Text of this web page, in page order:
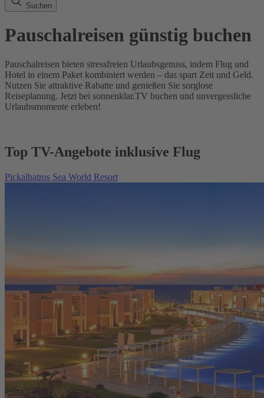
Suchen
Pauschalreisen günstig buchen
Pauschalreisen bieten stressfreien Urlaubsgenuss, indem Flug und
Hotel in einem Paket kombiniert werden – das spart Zeit und Geld.
Nutzen Sie attraktive Rabatte und genießen Sie sorglose
Reiseplanung. Jetzt bei sonnenklar.TV buchen und unvergessliche
Urlaubsmomente erleben!
Top TV-Angebote inklusive Flug
Pickalbatros Sea World Resort